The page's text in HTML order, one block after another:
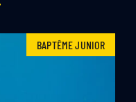
BAPTÊME JUNIOR